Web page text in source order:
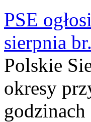
PSE
sierpnia br.
Polskie
okresy